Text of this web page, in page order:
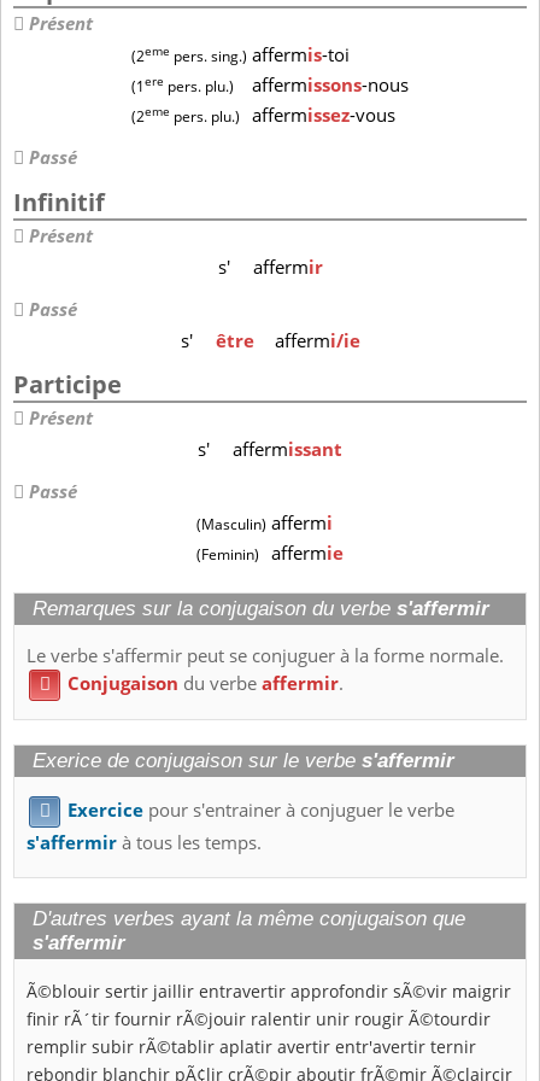
Présent
(2eme pers. sing.) affermis-toi
(1ere pers. plu.) affermissons-nous
(2eme pers. plu.) affermissez-vous
Passé
Infinitif
Présent
s'
affermir
Passé
s'
être affermi/ie
Participe
Présent
s'
affermissant
Passé
(Masculin) affermi
(Feminin) affermie
Remarques sur la conjugaison du verbe s'affermir
Le verbe s'affermir peut se conjuguer à la forme normale.
 Conjugaison du verbeaffermir.
Exerice de conjugaison sur le verbe s'affermir
 Exercice pour s'entrainer à conjuguer le verbe
s'affermirà tous les temps.
D'autres verbes ayant la même conjugaison que
s'affermir
Ã©blouir sertir jaillir entravertir approfondir sÃ©vir maigrir
finir rÃ´tir fournir rÃ©jouir ralentir unir rougir Ã©tourdir
remplir subir rÃ©tablir aplatir avertir entr'avertir ternir
rebondir blanchir pÃ¢lir crÃ©pir aboutir frÃ©mir Ã©claircir